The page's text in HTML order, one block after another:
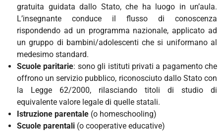
gratuita guidata dallo Stato, che ha luogo in un’aula.
L’insegnante conduce il flusso di conoscenza
rispondendo ad un programma nazionale, applicato ad
un gruppo di bambini/adolescenti che si uniformano al
medesimo standard.
Scuole paritarie: sono gli istituti privati a pagamento che
offrono un servizio pubblico, riconosciuto dallo Stato con
la Legge 62/2000, rilasciando titoli di studio di
equivalente valore legale di quelle statali.
Istruzione parentale (o homeschooling)
Scuole parentali (o cooperative educative)